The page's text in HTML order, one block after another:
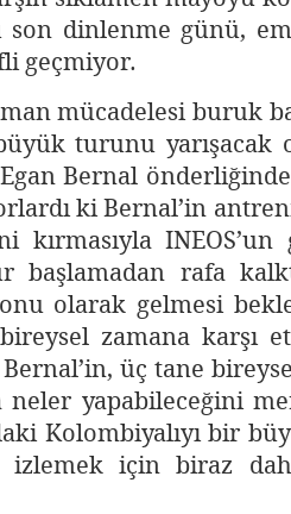
son dinlenme günü,
geçmiyor.
mücadelesi buruk
turunu yarışacak
Bernal
ki Bernal’in
kırmasıyla
başlamadan rafa
olarak gelmesi
zamana karşı
üç tane
neler yapabileceğini
Kolombiyalıyı bir
izlemek için biraz